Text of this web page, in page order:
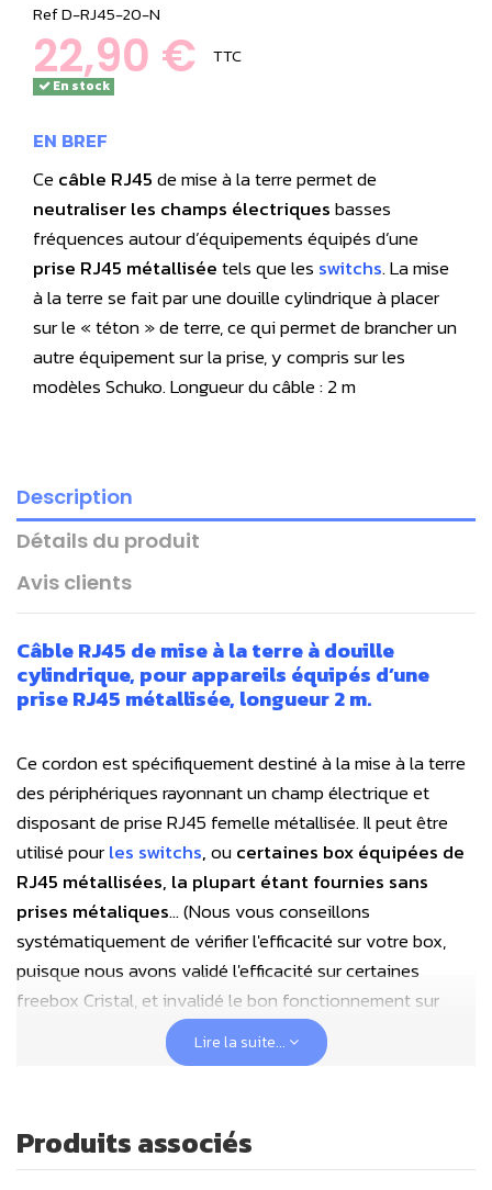
RefD-RJ45-20-N
22,90 € TTC
En stock
EN BREF
Cecâble RJ45de mise à la terre permet de
neutraliser les champs électriquesbasses
fréquences autour d’équipements équipés d’une
prise RJ45 métalliséetels que les switchs. La mise
à la terre se fait par une douille cylindrique à placer
sur le « téton » de terre, ce qui permet de brancher un
autre équipement sur la prise, y compris sur les
modèles Schuko. Longueur du câble : 2 m
Description
Détails du produit
Avis clients
Câble RJ45 de mise à la terre à douille
cylindrique, pour appareils équipés d’une
prise RJ45 métallisée, longueur 2 m.
Ce cordon est spécifiquement destiné à la mise à la terre
des périphériques rayonnant un champ électrique et
disposant de prise RJ45 femelle métallisée. Il peut être
utilisé pourles switchs,oucertaines box équipées de
RJ45 métallisées, la plupart étant fournies sans
prises métaliques… (Nous vous conseillons
systématiquement de vérifier l'efficacité sur votre box,
puisque nous avons validé l'efficacité sur certaines
freebox Cristal, et invalidé le bon fonctionnement sur
d'autres freebox du même modèle !).
Une extrémité est équipée d’une fiche RJ45 métallisée.
borne mâle de terre d’une prise murale ou d’une multiprise,
qu'elle soitfrançaise ou Schuko (voir photos)
Lire la suite...
Produits associés